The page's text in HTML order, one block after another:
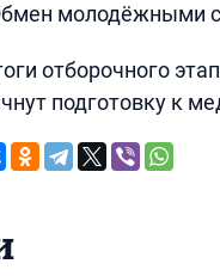
молодёжными
отборочного
подготовку к